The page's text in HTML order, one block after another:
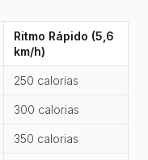
Ritmo Rápido (5,6
km/h)
250 calorias
300 calorias
350 calorias